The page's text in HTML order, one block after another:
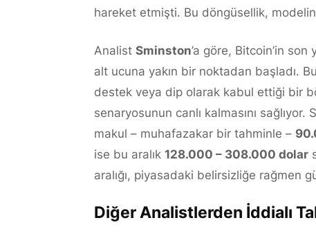
hareket etmişti. Bu döngüsellik,
Analist Sminston’a göre, Bitcoin’in son
alt ucuna yakın bir noktadan başladı.
destek veya dip olarak kabul ettiği bir
senaryosunun canlı kalmasını
makul – muhafazakar bir tahminle –
ise bu aralık 128.000 – 308.000 dolar
aralığı, piyasadaki belirsizliğe rağmen
Diğer Analistlerden İddialı